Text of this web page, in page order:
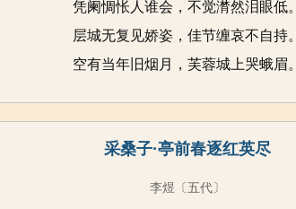
凭阑惆怅人谁会，不觉潸然泪眼低。
层城无复见娇姿，佳节缠哀不自持。
空有当年旧烟月，芙蓉城上哭蛾眉。
采桑子·亭前春逐红英尽
李煜 〔五代〕